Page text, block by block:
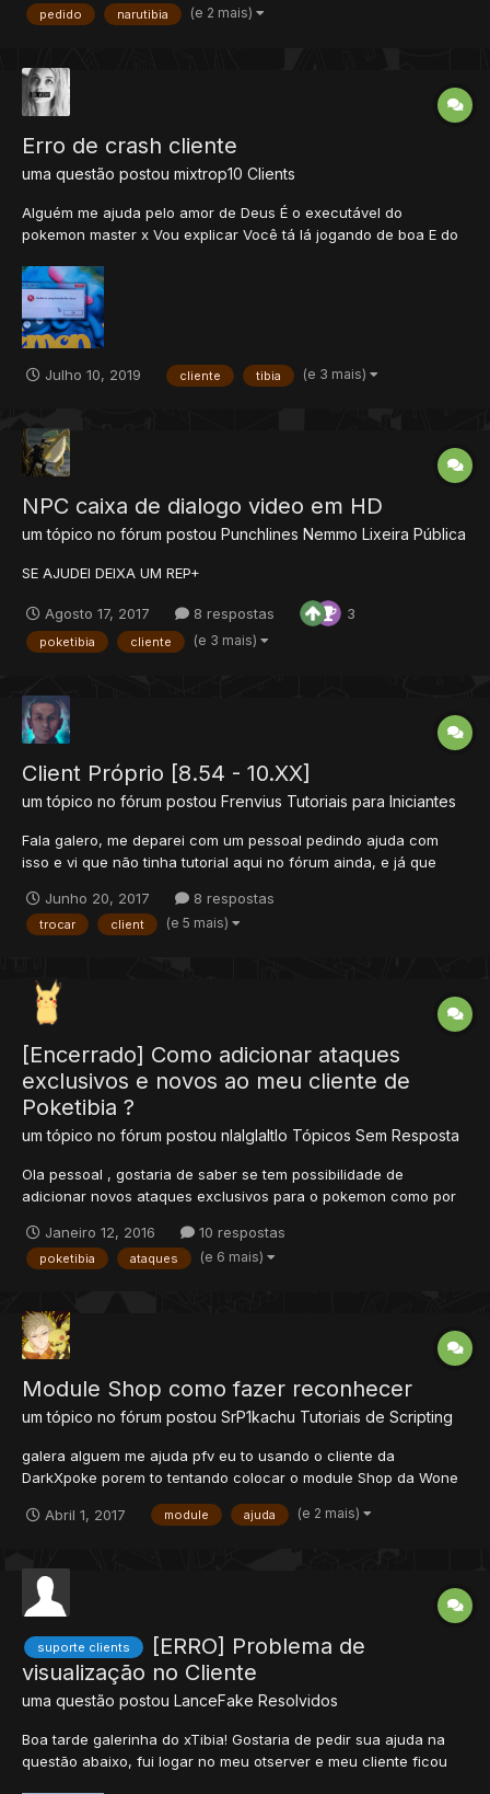
pedido narutibia (e 2 mais)
Erro de crash cliente
uma questão postou mixtrop10 Clients
Alguém me ajuda pelo amor de Deus É o executável do
pokemon master x Vou explicar Você tá lá jogando de boa E do
Julho 10, 2019 cliente tibia (e 3 mais)
NPC caixa de dialogo video em HD
um tópico no fórum postou Punchlines Nemmo Lixeira Pública
SE AJUDEI DEIXA UM REP+
Agosto 17, 2017 8 respostas 3
poketibia cliente (e 3 mais)
Client Próprio [8.54 - 10.XX]
um tópico no fórum postou Frenvius Tutoriais para Iniciantes
Fala galero, me deparei com um pessoal pedindo ajuda com
isso e vi que não tinha tutorial aqui no fórum ainda, e já que
será necessário dois IPs direcionando para o ip do seu servidor,
um com 17 caracteres e outro...
Junho 20, 2017 8 respostas
trocar client (e 5 mais)
[Encerrado] Como adicionar ataques
exclusivos e novos ao meu cliente de
Poketibia ?
um tópico no fórum postou nlalglaltlo Tópicos Sem Resposta
Ola pessoal , gostaria de saber se tem possibilidade de
adicionar novos ataques exclusivos para o pokemon como por
socos no chão.... Tambem gostaria de saber se ha possibilidade
de alterar aquele efeito de Normal para Mega para ficar...
Janeiro 12, 2016 10 respostas
poketibia ataques (e 6 mais)
Module Shop como fazer reconhecer
um tópico no fórum postou SrP1kachu Tutoriais de Scripting
galera alguem me ajuda pfv eu to usando o cliente da
DarkXpoke porem to tentando colocar o module Shop da Wone
PIECE acho que e assim que se fala hehe mais o cliente nao
reconhece ajuda ai pfv do rep a vida toda pra quem me ajuda to
Abril 1, 2017 module ajuda (e 2 mais)
suporte clients
[ERRO] Problema de
visualização no Cliente
uma questão postou LanceFake Resolvidos
Boa tarde galerinha do xTibia! Gostaria de pedir sua ajuda na
questão abaixo, fui logar no meu otserver e meu cliente ficou